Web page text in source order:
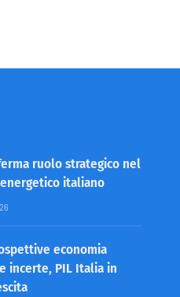
ruolo strategico nel
italiano
economia
incerte, PIL Italia in